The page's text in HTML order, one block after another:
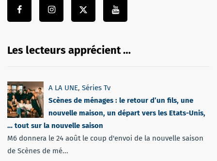
Les lecteurs apprécient …
A LA UNE, Séries Tv
Scènes de ménages : le retour d’un fils, une
nouvelle maison, un départ vers les Etats-Unis,
… tout sur la nouvelle saison
M6 donnera le 24 août le coup d'envoi de la nouvelle saison
de Scènes de mé...